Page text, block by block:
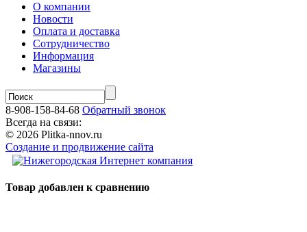
О компании
Новости
Оплата и доставка
Сотрудничество
Информация
Магазины
8-908-158-84-68 Обратный звонок
Всегда на связи:
© 2026 Plitka-nnov.ru
Создание и продвижение сайта
Товар добавлен к сравнению